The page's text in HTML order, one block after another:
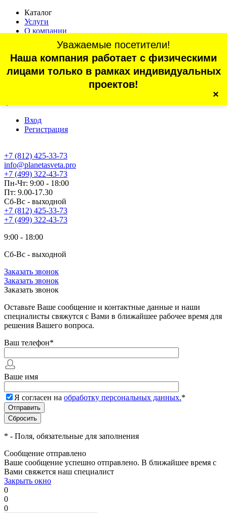
Каталог
Услуги
О компании
Статьи
Контакты
Отзывы
г. Санкт-Петербург, проспект Обуховской Обороны, 70, корп.
Вход
Регистрация
+7 (812) 425-33-73
Уважаемые посетители!
Наша компания работает с физическими
лицами только в рамках индивидуальных
проектов!
×
info@planetasveta.pro
+7 (499) 322-43-73
Пн-Чт: 9:00 - 18:00
Пт: 9.00-17.30
Сб-Вс - выходной
+7 (812) 425-33-73
+7 (499) 322-43-73
9:00 - 18:00
Сб-Вс - выходной
Заказать звонок
Заказать звонок
Заказать звонок
Оставьте Ваше сообщение и контактные данные и наши
специалисты свяжутся с Вами в ближайшее рабочее время для
решения Вашего вопроса.
Ваш телефон*
Ваше имя
Я согласен на обработку персональных данных.*
* - Поля, обязательные для заполнения
Сообщение отправлено
Ваше сообщение успешно отправлено. В ближайшее время с
Вами свяжется наш специалист
Закрыть окно
0
0
0